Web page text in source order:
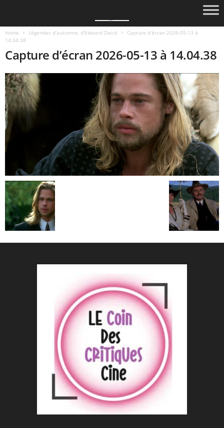
Home Légendes d’automne, d’Edward Zwick
Capture d’écran 2026-05-13 à
14.04.38
Capture d’écran 2026-05-13 à 14.04.38